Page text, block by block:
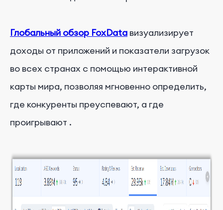
Глобальный обзор FoxData визуализирует
доходы от приложений и показатели загрузок
во всех странах с помощью интерактивной
карты мира, позволяя мгновенно определить,
где конкуренты преуспевают, а где
проигрывают .